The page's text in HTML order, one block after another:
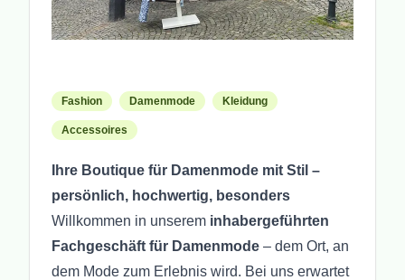
Fashion Damenmode Kleidung
Accessoires
Ihre Boutique für Damenmode mit Stil –
persönlich, hochwertig, besonders
Willkommen in unserem inhabergeführten
Fachgeschäft für Damenmode – dem Ort, an
dem Mode zum Erlebnis wird. Bei uns erwartet